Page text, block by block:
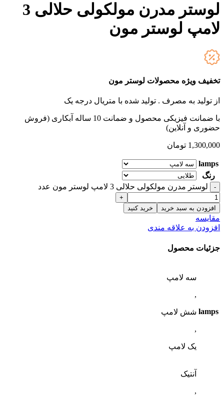
لوستر مدرن مولکولی حلالی 3
لامپ لوستر مون
تخفیف ویژه محصولات لوستر مون
از تولید به مصرف . تولید شده با متریال درجه یک
با ضمانت فیزیکی محصول و ضمانت 10 ساله آبکاری (فروش
حضوری و آنلاین)
1,300,000 تومان
lamps
رنگ
لوستر مدرن مولکولی حلالی 3 لامپ لوستر مون عدد
افزودن به سبد خرید خرید کنید
مقایسه
افزودن به علاقه مندی
جزئیات محصول
lamps
سه لامپ
,
شش لامپ
,
یک لامپ
آنتیک
,